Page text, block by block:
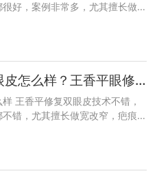
好，案例非常多，尤其擅长做内
。
大连王香平修复双眼皮怎么样？王香平眼修复多少钱怎么预约？
王香平修复双眼皮技术不错，
错，尤其擅长做宽改窄，疤痕修
400-616-6769，详细沟通。